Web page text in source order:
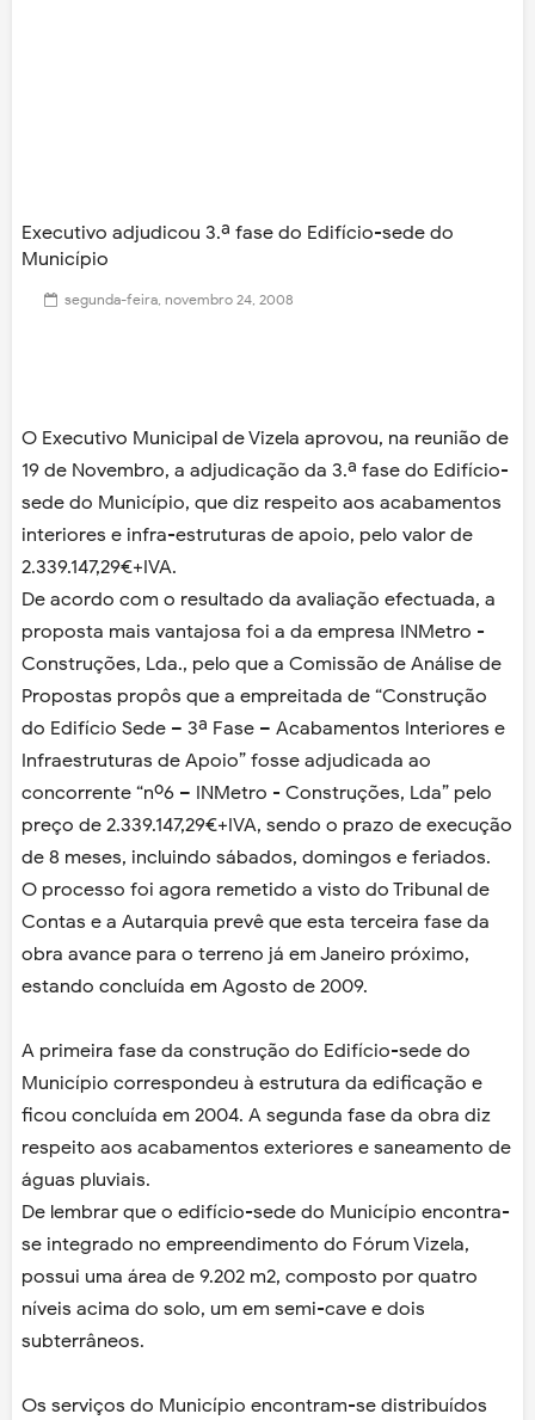
Executivo adjudicou 3.ª fase do Edifício-sede do
Município
segunda-feira, novembro 24, 2008
O Executivo Municipal de Vizela aprovou, na reunião de
19 de Novembro, a adjudicação da 3.ª fase do Edifício-
sede do Município, que diz respeito aos acabamentos
interiores e infra-estruturas de apoio, pelo valor de
2.339.147,29€+IVA.
De acordo com o resultado da avaliação efectuada, a
proposta mais vantajosa foi a da empresa INMetro -
Construções, Lda., pelo que a Comissão de Análise de
Propostas propôs que a empreitada de “Construção
do Edifício Sede – 3ª Fase – Acabamentos Interiores e
Infraestruturas de Apoio” fosse adjudicada ao
concorrente “nº6 – INMetro - Construções, Lda” pelo
preço de 2.339.147,29€+IVA, sendo o prazo de execução
de 8 meses, incluindo sábados, domingos e feriados.
O processo foi agora remetido a visto do Tribunal de
Contas e a Autarquia prevê que esta terceira fase da
obra avance para o terreno já em Janeiro próximo,
estando concluída em Agosto de 2009.
A primeira fase da construção do Edifício-sede do
Município correspondeu à estrutura da edificação e
ficou concluída em 2004. A segunda fase da obra diz
respeito aos acabamentos exteriores e saneamento de
águas pluviais.
De lembrar que o edifício-sede do Município encontra-
se integrado no empreendimento do Fórum Vizela,
possui uma área de 9.202 m2, composto por quatro
níveis acima do solo, um em semi-cave e dois
subterrâneos.
Os serviços do Município encontram-se distribuídos